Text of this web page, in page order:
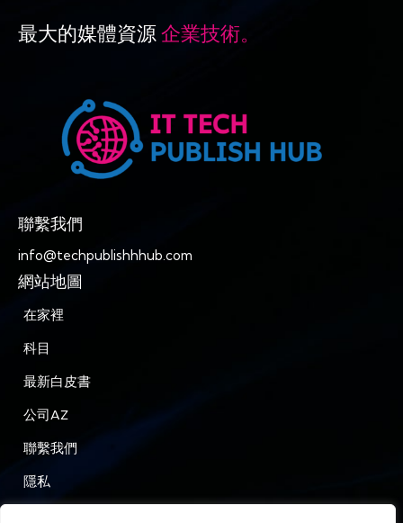
最大的媒體資源 企業技術。
聯繫我們
info@techpublishhhub.com
網站地圖
在家裡
科目
最新白皮書
公司AZ
聯繫我們
隱私